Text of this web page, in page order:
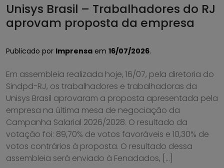
Unisys Brasil – Trabalhadores do RJ
aprovam proposta da empresa
Publicado por Imprensa em 16/07/2026.
Em assembleia realizada hoje, 16/07, pela diretoria do
Sindpd-RJ, os trabalhadores e trabalhadoras da
Unisys Brasil aprovaram a proposta apresentada pela
empresa na última mesa de negociação da
Campanha Salarial 2026/2028. O resultado da
votação foi: 89,70% de votos favoráveis e 10,30% de
votos contrários à proposta. O resultado dessa
assembleia será enviado à Fenadados, […]